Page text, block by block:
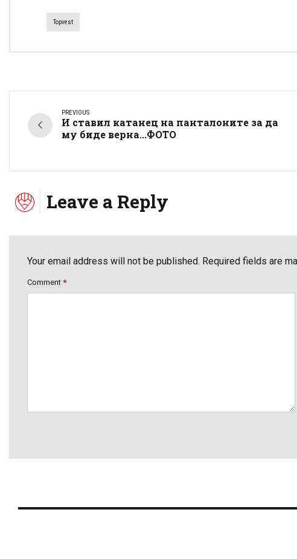
Topvest
PREVIOUS
И ставил катанец на панталоните за да
му биде верна...ФОТО
Leave a Reply
Your email address will not be published. Required fields are
Comment *